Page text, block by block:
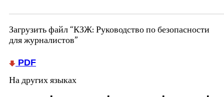
Загрузить файл “КЗЖ: Руководство по безопасности
для журналистов”
PDF
На других языках